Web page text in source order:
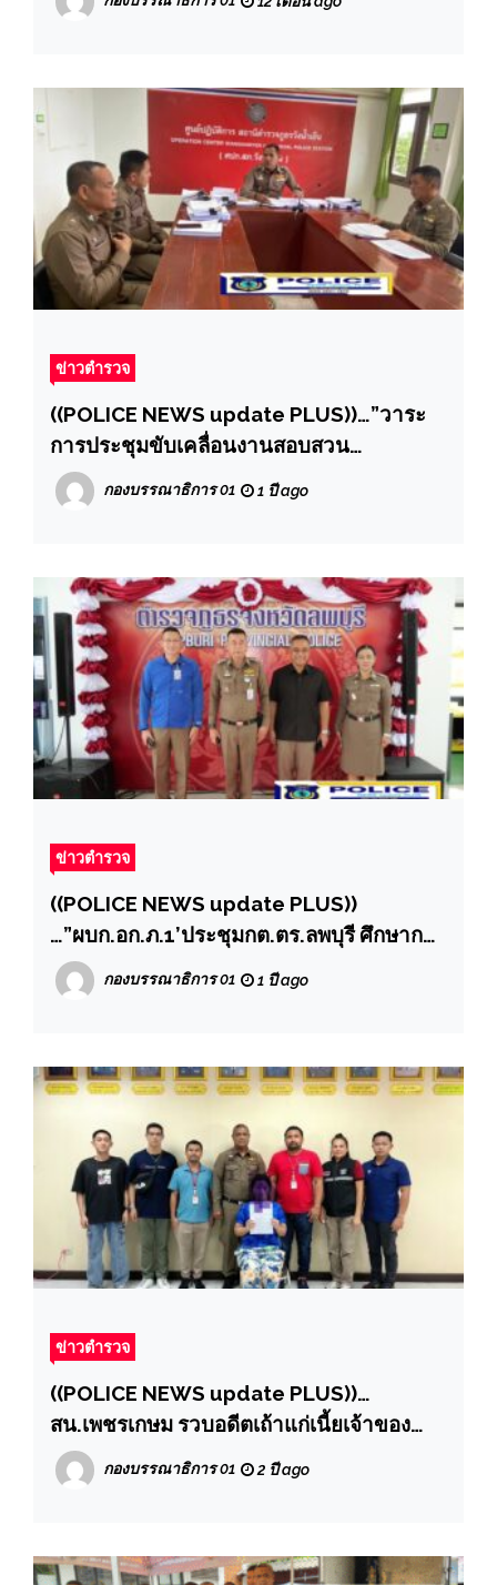
ปฏิบัติหน้าที่ดูแลการชุมนุมสาธารณะของ
ข่าวตำรวจ
((POLICE NEWS update PLUS))…”วาระ
การประชุมขับเคลื่อนงานสอบสวน
สภ.วังน้ำเย็น
กองบรรณาธิการ 01 1 ปี ago
ข่าวตำรวจ
((POLICE NEWS update PLUS))
…”ผบก.อก.ภ.1’ประชุมกต.ตร.ลพบุรี ศึกษาการ
จัดสวัสดิการเป็นโมเดลต้นแบบพร้อมเข้าเยี่ยม
ชมตัวอย่างการจัดสวัสดิการให้กับข้าราชการ
กองบรรณาธิการ 01 1 ปี ago
ข่าวตำรวจ
((POLICE NEWS update PLUS))…
สน.เพชรเกษม รวบอดีตเถ้าแก่เนี้ยเจ้าของ
โรงงาน หนีหมายจับ 23 หมาย มูลค่ารวม 30
กว่าล้าน”
กองบรรณาธิการ 01 2 ปี ago